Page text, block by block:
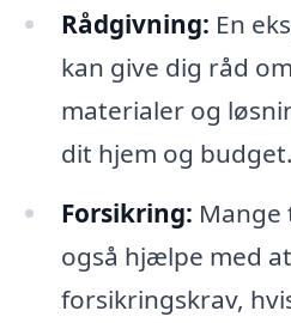
Rådgivning: En
kan give dig råd
materialer og
dit hjem og budget.
Forsikring:
også hjælpe med
forsikringskrav,